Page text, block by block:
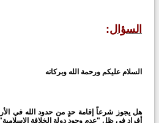
السؤال:
السلام عليكم ورحمة الله وبركاته
هل يجوز شرعاً إقامة حدٍ من حدود الله في
أفراد في ظل "عدم وجود دولة الخلافة